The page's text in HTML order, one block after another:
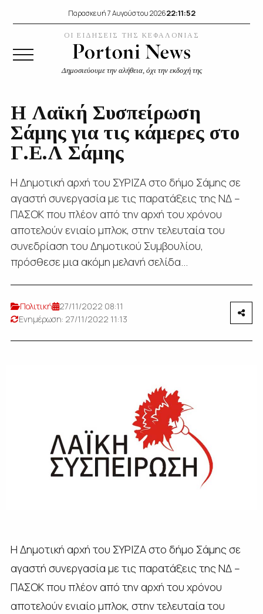
Παρασκευή 7 Αυγούστου 202622:11:53
ΟΙ ΕΙΔΗΣΕΙΣ ΤΗΣ ΚΕΦΑΛΟΝΙΑΣ
Δημοσιεύουμε την αλήθεια, όχι την εκδοχή της
H Λαϊκή Συσπείρωση
Σάμης για τις κάμερες στο
Γ.Ε.Λ Σάμης
Η Δημοτική αρχή του ΣΥΡΙΖΑ στο δήμο Σάμης σε
αγαστή συνεργασία με τις παρατάξεις της ΝΔ –
ΠΑΣΟΚ που πλέον από την αρχή του χρόνου
αποτελούν ενιαίο μπλοκ, στην τελευταία του
συνεδρίαση του Δημοτικού Συμβουλίου,
πρόσθεσε μια ακόμη μελανή σελίδα...
Πολιτική
27/11/2022 08:11
Ενημέρωση: 27/11/2022 11:13
Η Δημοτική αρχή του ΣΥΡΙΖΑ στο δήμο Σάμης σε
αγαστή συνεργασία με τις παρατάξεις της ΝΔ –
ΠΑΣΟΚ που πλέον από την αρχή του χρόνου
αποτελούν ενιαίο μπλοκ, στην τελευταία του